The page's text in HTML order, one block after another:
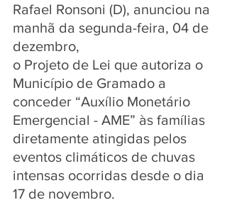
Rafael Ronsoni (D), anunciou na
manhã da segunda-feira, 04 de
dezembro,
o Projeto de Lei que autoriza o
Município de Gramado a
conceder “Auxílio Monetário
Emergencial - AME” às famílias
diretamente atingidas pelos
eventos climáticos de chuvas
intensas ocorridas desde o dia
17 de novembro.